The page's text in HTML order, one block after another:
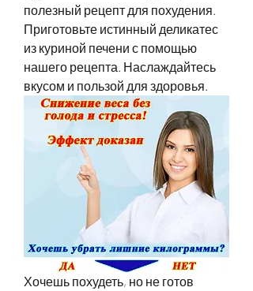
полезный рецепт для похудения.
Приготовьте истинный деликатес
из куриной печени с помощью
нашего рецепта. Наслаждайтесь
вкусом и пользой для здоровья.
Хочешь похудеть, но не готов